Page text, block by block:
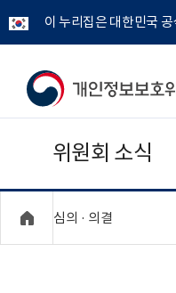
이 누리집은 대한민국
개
보
보
위원회 소식
심의 · 의결